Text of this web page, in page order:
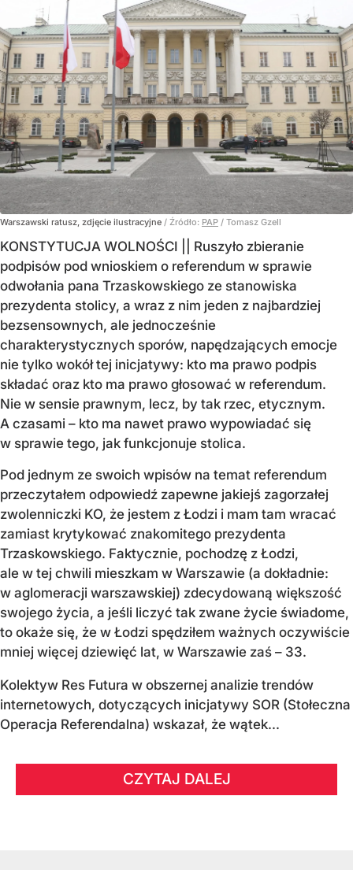
Warszawski ratusz, zdjęcie ilustracyjne / Źródło: PAP / Tomasz Gzell
KONSTYTUCJA WOLNOŚCI || Ruszyło zbieranie
podpisów pod wnioskiem o referendum w sprawie
odwołania pana Trzaskowskiego ze stanowiska
prezydenta stolicy, a wraz z nim jeden z najbardziej
bezsensownych, ale jednocześnie
charakterystycznych sporów, napędzających emocje
nie tylko wokół tej inicjatywy: kto ma prawo podpis
składać oraz kto ma prawo głosować w referendum.
Nie w sensie prawnym, lecz, by tak rzec, etycznym.
A czasami – kto ma nawet prawo wypowiadać się
w sprawie tego, jak funkcjonuje stolica.
Pod jednym ze swoich wpisów na temat referendum
przeczytałem odpowiedź zapewne jakiejś zagorzałej
zwolenniczki KO, że jestem z Łodzi i mam tam wracać
zamiast krytykować znakomitego prezydenta
Trzaskowskiego. Faktycznie, pochodzę z Łodzi,
ale w tej chwili mieszkam w Warszawie (a dokładnie:
w aglomeracji warszawskiej) zdecydowaną większość
swojego życia, a jeśli liczyć tak zwane życie świadome,
to okaże się, że w Łodzi spędziłem ważnych oczywiście
mniej więcej dziewięć lat, w Warszawie zaś – 33.
Kolektyw Res Futura w obszernej analizie trendów
internetowych, dotyczących inicjatywy SOR (Stołeczna
Operacja Referendalna) wskazał, że wątek...
CZYTAJ DALEJ